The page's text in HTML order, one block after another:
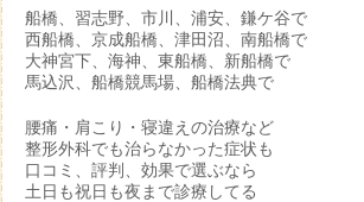
船橋、習志野、市川、浦安、鎌ケ谷で
西船橋、京成船橋、津田沼、南船橋で
大神宮下、海神、東船橋、新船橋で
馬込沢、船橋競馬場、船橋法典で
腰痛・肩こり・寝違えの治療など
整形外科でも治らなかった症状も
口コミ、評判、効果で選ぶなら
土日も祝日も夜まで診療してる